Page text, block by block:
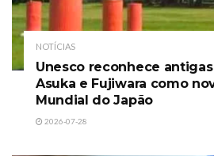
NOTÍCIAS
Unesco reconhece
Asuka e Fujiwara como
Mundial do Japão
2026-07-28